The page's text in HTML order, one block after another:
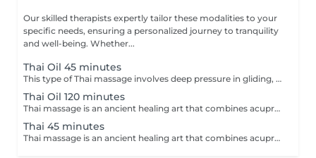
Our skilled therapists expertly tailor these modalities to your
specific needs, ensuring a personalized journey to tranquility
and well-being. Whether...
Thai Oil 45 minutes
This type of Thai massage involves deep pressure in gliding, rolling, and stretching movements. Release the tension stored in knots in your body with an oil massage led by a combination of movements led by the palms, thumbs, elbows, and knees of our professional practitioners. Relax and unwind as your tensions unravel before you, and experience a moment of zen like never before.
Thai Oil 120 minutes
Thai massage is an ancient healing art that combines acupressure, assisted yoga postures, and deep stretching to promote physical and mental well-being. This therapeutic practice aims to release tension, improve flexibility, and enhance energy flow throughout the body. Thai massage offers a holistic approach to relaxation, leaving you feeling invigorated, balanced, and rejuvenated.
Thai 45 minutes
Thai massage is an ancient healing art that combines acupressure, assisted yoga postures, and deep stretching to promote physical and mental well-being. This therapeutic practice aims to release tension, improve flexibility, and enhance energy flow throughout the body. Thai massage offers a holistic approach to relaxation, leaving you feeling invigorated, balanced, and rejuvenated.